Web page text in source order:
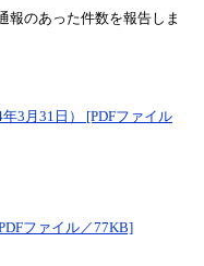
のあった件数を報告しま
3月31日） [PDFファイル
ファイル／77KB]